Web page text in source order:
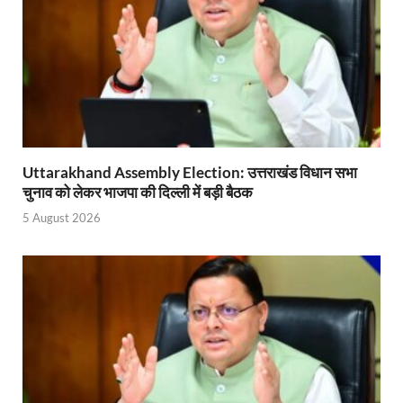
Nitin Nabin: राष्ट्रीय अध्यक्ष बनने के बाद नितिन नवीन
World Economic Forum: भारत की आर्थिक मजबूती के
Uttarakhand Government News: मुख्यमंत्री पुष्कर
Noida Engineer Case: एसआईटी गठन पर मृतक के
BJP National President Nitin Nabin: निर्विरोध चुने
Uttar Pradesh Politics: मुक्त कंठ से यूपी को सराहा,
Vande Bharat Sleeper: देश को मिली पहली स्लीपर वन्दे
Vande Bharat Sleeper Update: वंदे भारत स्लीपर का
Uttarakhand Calender 2026: मुख्यमंत्री पुष्कर सिंह
Uttarakhand Assembly Election: उत्तराखंड विधान सभा
चुनाव को लेकर भाजपा की दिल्ली में बड़ी बैठक
5 August 2026